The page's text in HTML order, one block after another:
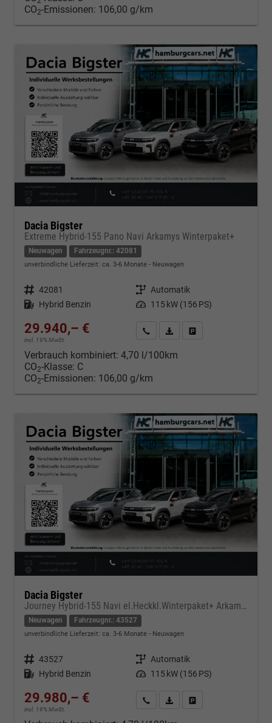
CO2-Emissionen: 106,00 g/km
Dacia Bigster
Extreme Hybrid-155 Pano Navi Arkamys Winterpaket+
Neuwagen Fahrzeugnr.: 42081
unverbindliche Lieferzeit: ca. 3-6 Monate Neuwagen
Fahrzeugnr. 42081 Getriebe Automatik
Kraftstoff Hybrid Benzin Leistung 115 kW (156 PS)
29.940,– €
incl. 19% MwSt.
Kontakt & Angebot anfordern
PDF-Datei, Fahrzeugexposé
Verbrauch kombiniert: 4,70 l/100km
CO2-Klasse: C
CO2-Emissionen: 106,00 g/km
Dacia Bigster
Journey Hybrid-155 Navi el.Heckkl.Winterpaket+ Arkamy Sound
Neuwagen Fahrzeugnr.: 43527
unverbindliche Lieferzeit: ca. 3-6 Monate Neuwagen
Fahrzeugnr. 43527 Getriebe Automatik
Kraftstoff Hybrid Benzin Leistung 115 kW (156 PS)
29.980,– €
incl. 19% MwSt.
Kontakt & Angebot anfordern
PDF-Datei, Fahrzeugexposé